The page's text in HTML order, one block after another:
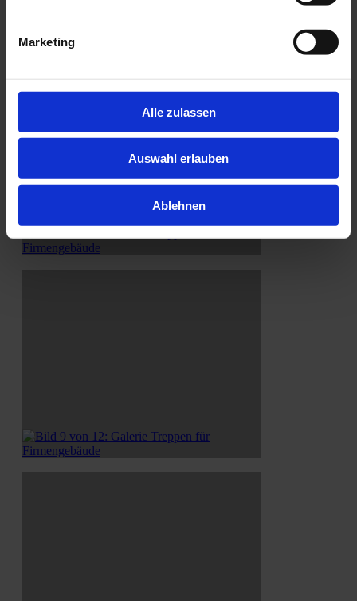
Marketing
Alle zulassen
Auswahl erlauben
Ablehnen